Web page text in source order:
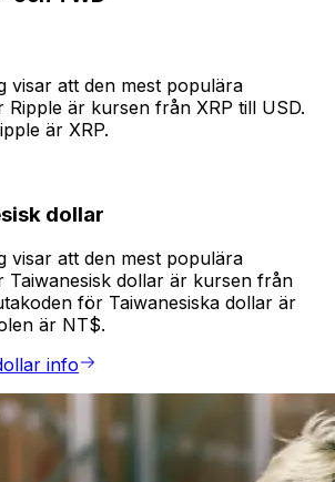
visar att den mest populära
är kursen från XRP till USD.
är XRP.
dollar
visar att den mest populära
Taiwanesisk dollar är kursen från
för Taiwanesiska dollar är
är NT$.
info